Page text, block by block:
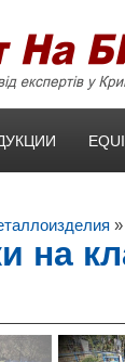
»
на